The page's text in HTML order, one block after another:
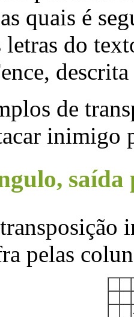
quais é
letras do
de
inimigo
saída
pelas